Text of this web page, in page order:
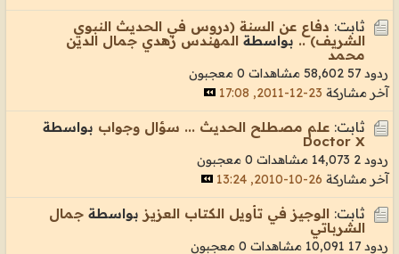
ثابت: دفاع عن السنة (دروس في الحديث النبوي
الشريف) .. بواسطة المهندس زهدي جمال الدين
محمد
ردود 57 58,602 مشاهدات
0 معجبون
آخر مشاركة 23-12-2011, 17:08
ثابت: عـلم مصطـلح الحديث ... سؤال وجواب بواسطة
Doctor X
ردود 2 14,073 مشاهدات
0 معجبون
آخر مشاركة 26-10-2010, 13:24
ثابت: الوجيز في تأويل الكتاب العزيز بواسطة جمال
الشرباتي
ردود 17 10,091 مشاهدات
0 معجبون